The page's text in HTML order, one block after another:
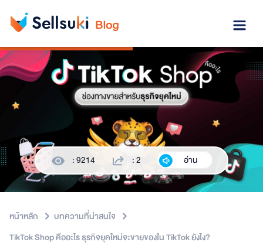
: 9214 : 2 อ่าน
หน้าหลัก
บทความที่น่าสนใจ
TikTok Shop คืออะไร ธุรกิจยุคใหม่จะขายของใน TikTok ยังไง?